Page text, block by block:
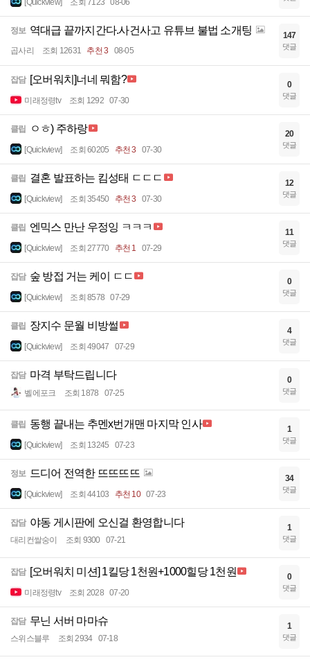
[Quickview] 조회 7123 08-06
정보 역대급 끝까지간다.사건사고 유튜브 불법 소개팅
곱사리 조회 12631 추천 3 08-05
147
댓글
잡담 [오버워치]너네 뭐함?
미래정령tv 조회 1292 07-30
0
댓글
클립 ㅇㅎ) 주하랑
[Quickview] 조회 60205 추천 3 07-30
20
댓글
클립 결혼 발표하는 킴성태 ㄷㄷㄷ
[Quickview] 조회 35450 추천 3 07-30
12
댓글
클립 엔믹스 만난 우정잉 ㅋㅋㅋ
[Quickview] 조회 27770 추천 1 07-29
11
댓글
잡담 숲 방접 거는 케이 ㄷㄷ
[Quickview] 조회 8578 07-29
0
댓글
클립 장지수 문월 비방썰
[Quickview] 조회 49047 07-29
4
댓글
잡담 마격 부탁드립니다
벨에포크 조회 1878 07-25
0
댓글
클립 동행 끝내는 추멘x번개맨 마지막 인사
[Quickview] 조회 13245 07-23
1
댓글
정보 드디어 전역한 뜨뜨뜨뜨
[Quickview] 조회 44103 추천 10 07-23
34
댓글
잡담 야동 게시판에 오신걸 환영합니다
대리컨쌀숭이 조회 9300 07-21
1
댓글
잡담 [오버워치 미션] 1킬당 1천원+1000힐당 1천원
미래정령tv 조회 2028 07-20
0
댓글
잡담 무닌 서버 마마슈
스위스블루 조회 2934 07-18
1
댓글